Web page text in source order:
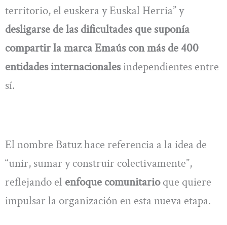
territorio, el euskera y Euskal Herria” y
desligarse de las dificultades que suponía
compartir la marca Emaús con más de 400
entidades internacionalesindependientes entre
sí.
El nombre Batuz hace referencia a la idea de
“unir, sumar y construir colectivamente”,
reflejando el enfoque comunitarioque quiere
impulsar la organización en esta nueva etapa.